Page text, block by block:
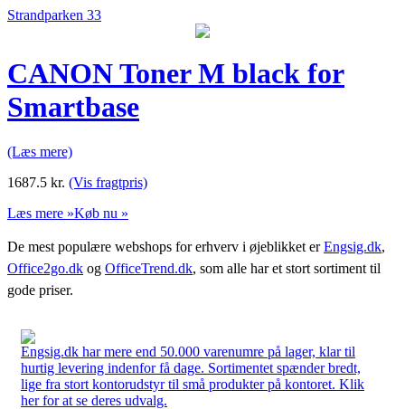
Strandparken 33
CANON Toner M black for
Smartbase
(Læs mere)
1687.5 kr. (Vis fragtpris)
Læs mere »Køb nu »
De mest populære webshops for erhverv i øjeblikket erEngsig.dk,
Office2go.dk og OfficeTrend.dk, som alle har et stort sortiment til
gode priser.
Engsig.dk har mere end 50.000 varenumre på lager, klar til
hurtig levering indenfor få dage. Sortimentet spænder bredt,
lige fra stort kontorudstyr til små produkter på kontoret. Klik
her for at se deres udvalg.